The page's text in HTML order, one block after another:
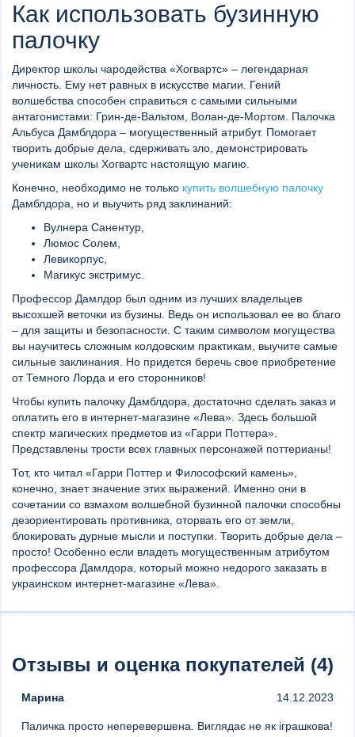
Как использовать бузинную
палочку
Директор школы чародейства «Хогвартс» – легендарная
личность. Ему нет равных в искусстве магии. Гений
волшебства способен справиться с самыми сильными
антагонистами: Грин-де-Вальтом, Волан-де-Мортом. Палочка
Альбуса Дамблдора – могущественный атрибут. Помогает
творить добрые дела, сдерживать зло, демонстрировать
ученикам школы Хогвартс настоящую магию.
Конечно, необходимо не только купить волшебную палочку
Дамблдора, но и выучить ряд заклинаний:
Вулнера Санентур,
Люмос Солем,
Левикорпус,
Магикус экстримус.
Профессор Дамлдор был одним из лучших владельцев
высохшей веточки из бузины. Ведь он использовал ее во благо
– для защиты и безопасности. С таким символом могущества
вы научитесь сложным колдовским практикам, выучите самые
сильные заклинания. Но придется беречь свое приобретение
от Темного Лорда и его сторонников!
Чтобы купить палочку Дамблдора, достаточно сделать заказ и
оплатить его в интернет-магазине «Лева». Здесь большой
спектр магических предметов из «Гарри Поттера».
Представлены трости всех главных персонажей поттерианы!
Тот, кто читал «Гарри Поттер и Философский камень»,
конечно, знает значение этих выражений. Именно они в
сочетании со взмахом волшебной бузинной палочки способны
дезориентировать противника, оторвать его от земли,
блокировать дурные мысли и поступки. Творить добрые дела –
просто! Особенно если владеть могущественным атрибутом
профессора Дамлдора, который можно недорого заказать в
украинском интернет-магазине «Лева».
Отзывы и оценка покупателей (4)
Марина 14.12.2023
Паличка просто неперевершена. Виглядає не як іграшкова!